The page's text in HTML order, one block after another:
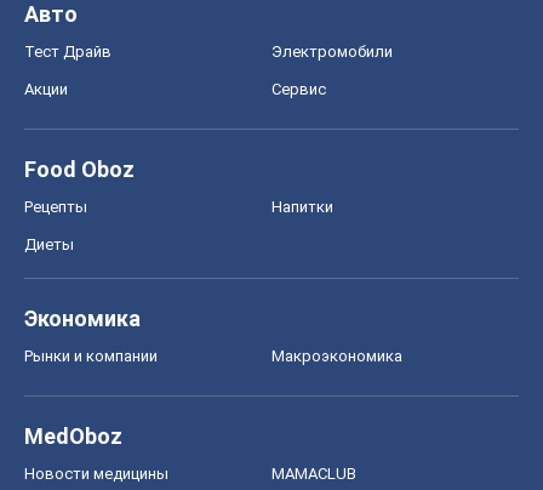
Авто
Тест Драйв Электромобили
Акции Сервис
Food Oboz
Рецепты Напитки
Диеты
Экономика
Рынки и компании Mакроэкономика
MedOboz
Новости медицины MAMACLUB